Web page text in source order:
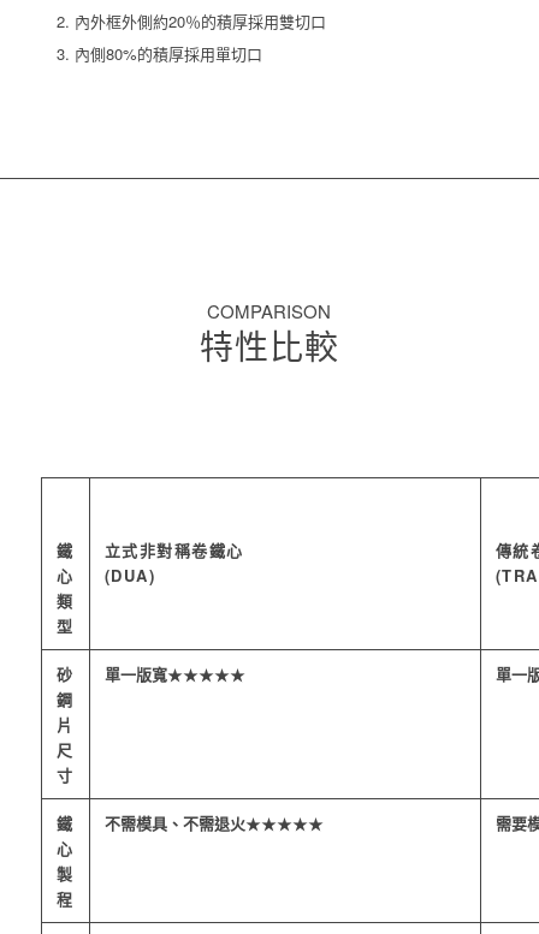
內外框外側約20％的積厚採用雙切口
內側80%的積厚採用單切口
COMPARISON
特性比較
鐵
心
類
型
立式非對稱卷鐵心
(DUA)
傳統
砂
鋼
片
尺
寸
單一版寬★★★★★ 單一
鐵
心
製
程
不需模具、不需退火★★★★★ 需要